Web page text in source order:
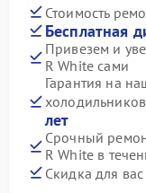
Стоимость
Бесплатная
Привезем и
R White сами
Гарантия на
лет
Срочный
R White в
Скидка для